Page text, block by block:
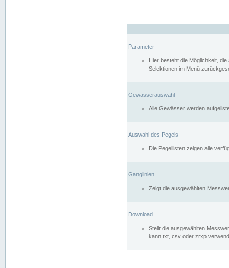
Parameter
Hier besteht die Möglichkeit,
Selektionen im Menü
Gewässerauswahl
Alle Gewässer werden
Auswahl des Pegels
Die Pegellisten zeigen alle
Ganglinien
Zeigt die ausgewählten
Download
Stellt die ausgewählten
kann txt, csv oder zrxp